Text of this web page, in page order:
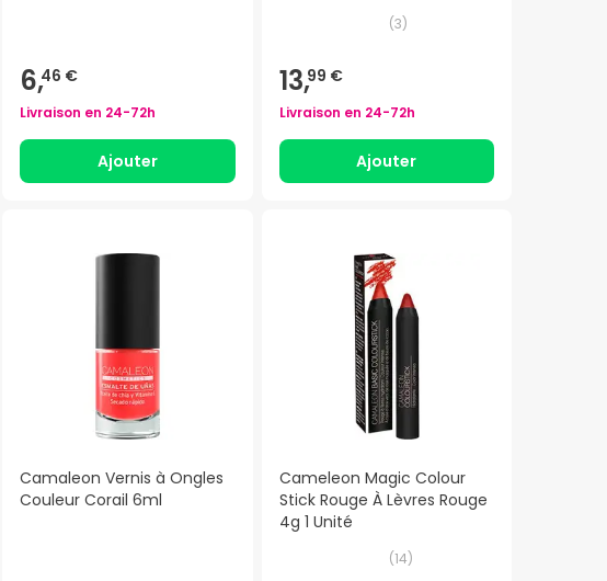
6,46 €
Livraison en 24-72h
Ajouter
(3)
13,99 €
Livraison en 24-72h
Ajouter
Camaleon Vernis à Ongles
Couleur Corail 6ml
Cameleon Magic Colour
Stick Rouge À Lèvres Rouge
4g 1 Unité
(14)